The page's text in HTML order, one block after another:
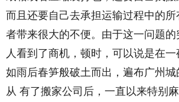
而且还要自己去承担运输过程中的
者带来很大的不便。由于这一问题
人看到了商机，顿时，可以说是在
如雨后春笋般破土而出，遍布广州城
从 有了搬家公司后，一直以来特别